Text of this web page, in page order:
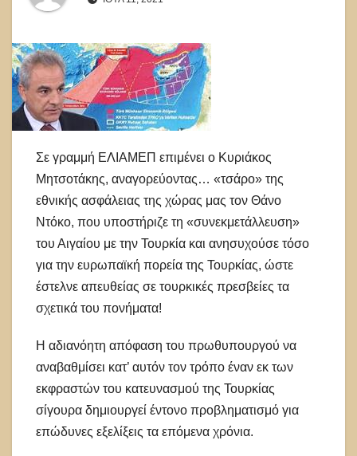
Σε γραμμή ΕΛΙΑΜΕΠ επιμένει ο Κυριάκος
Μητσοτάκης, αναγορεύοντας… «τσάρο» της
εθνικής ασφάλειας της χώρας μας τον Θάνο
Ντόκο, που υποστήριζε τη «συνεκμετάλλευση»
του Αιγαίου με την Τουρκία και ανησυχούσε τόσο
για την ευρωπαϊκή πορεία της Τουρκίας, ώστε
έστελνε απευθείας σε τουρκικές πρεσβείες τα
σχετικά του πονήματα!
Η αδιανόητη απόφαση του πρωθυπουργού να
αναβαθμίσει κατ’ αυτόν τον τρόπο έναν εκ των
εκφραστών του κατευνασμού της Τουρκίας
σίγουρα δημιουργεί έντονο προβληματισμό για
επώδυνες εξελίξεις τα επόμενα χρόνια.